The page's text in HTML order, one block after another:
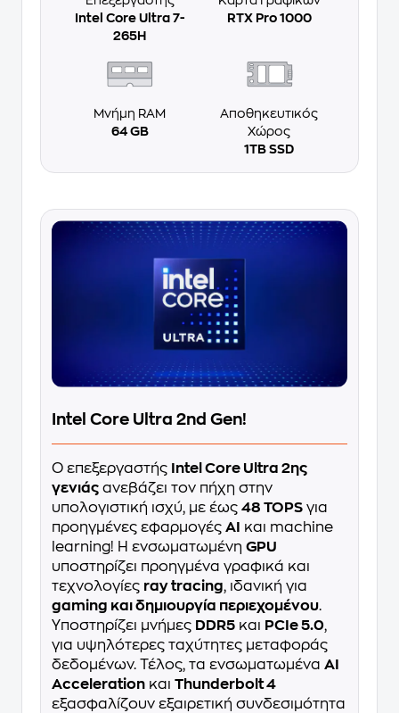
Intel Core Ultra 7-
265H
RTX Pro 1000
Μνήμη RAM
64 GB
Αποθηκευτικός
Χώρος
1TB SSD
Intel Core Ultra 2nd Gen!
Ο επεξεργαστής
Intel Core Ultra 2ης
γενιάς ανεβάζει τον πήχη στην
υπολογιστική ισχύ, με έως 48 TOPS για
προηγμένες εφαρμογές AI
και machine
learning! Η ενσωματωμένη GPU
υποστηρίζει προηγμένα γραφικά και
τεχνολογίες ray tracing, ιδανική για
gaming και δημιουργία περιεχομένου.
Υποστηρίζει μνήμες DDR5 και PCIe 5.0,
για υψηλότερες ταχύτητες μεταφοράς
δεδομένων. Τέλος, τα ενσωματωμένα AI
Acceleration και Thunderbolt 4
εξασφαλίζουν εξαιρετική συνδεσιμότητα